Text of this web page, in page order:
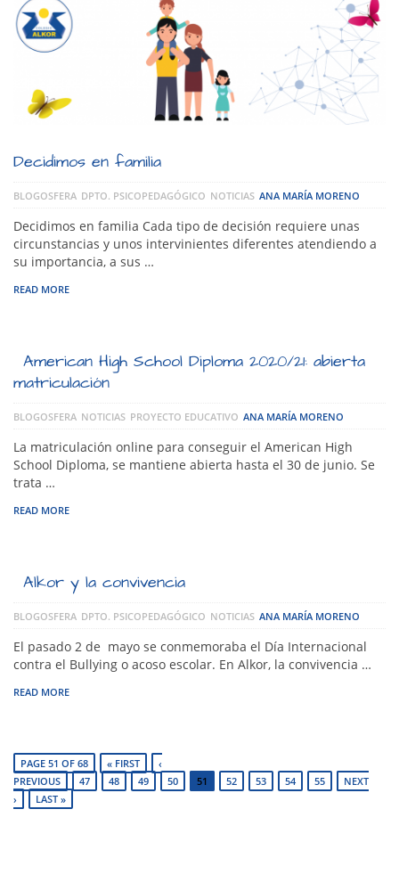
Decidimos en familia
BLOGOSFERA DPTO. PSICOPEDAGÓGICO NOTICIAS ANA MARÍA MORENO
Decidimos en familia Cada tipo de decisión requiere unas
circunstancias y unos intervinientes diferentes atendiendo a
su importancia, a sus …
READ MORE
American High School Diploma 2020/21: abierta
matriculación
BLOGOSFERA NOTICIAS PROYECTO EDUCATIVO ANA MARÍA MORENO
La matriculación online para conseguir el American High
School Diploma, se mantiene abierta hasta el 30 de junio. Se
trata …
READ MORE
Alkor y la convivencia
BLOGOSFERA DPTO. PSICOPEDAGÓGICO NOTICIAS ANA MARÍA MORENO
El pasado 2 de mayo se conmemoraba el Día Internacional
contra el Bullying o acoso escolar. En Alkor, la convivencia …
READ MORE
PAGE 51 OF 68 « FIRST
‹
PREVIOUS
47 48 49 50 51 52 53 54 55
NEXT
›
LAST »